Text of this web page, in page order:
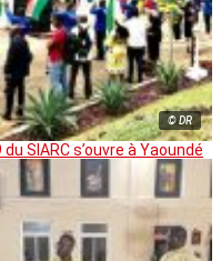
© DR
SIARC s’ouvre à Yaoundé